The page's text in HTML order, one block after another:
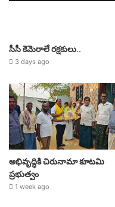
సీసీ కెమెరాలే రక్షకులు..
3 days ago
అభివృద్ధికి చిరునామా కూటమి
ప్రభుత్వం
1 week ago